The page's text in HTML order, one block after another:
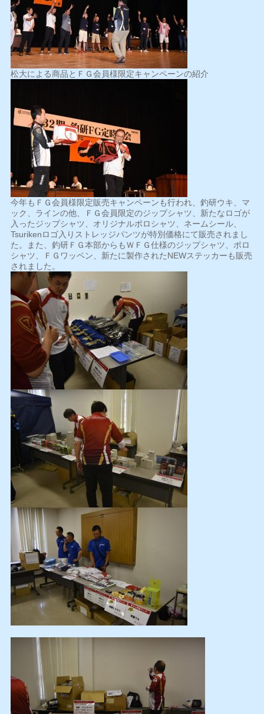
松大による商品とＦＧ会員様限定キャンペーンの紹介
今年もＦＧ会員様限定販売キャンペーンも行われ、釣研ウキ、マ
ック、ラインの他、ＦＧ会員限定のジップシャツ、新たなロゴが
入ったジップシャツ、オリジナルポロシャツ、ネームシール、
Tsurikenロゴ入りストレッジパンツが特別価格にて販売されまし
た。また、釣研ＦＧ本部からもＷＦＧ仕様のジップシャツ、ポロ
シャツ、ＦＧワッペン、新たに製作されたNEWステッカーも販売
されました。